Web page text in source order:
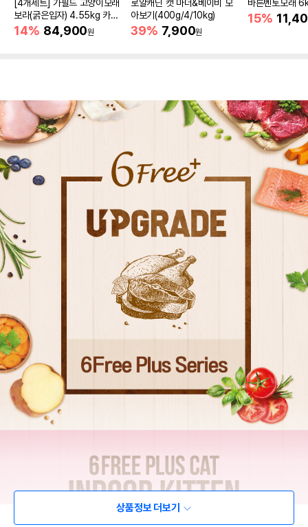
[4개세트] 가필드 고양이모래
보라(굵은입자) 4.55kg 카사
바모래
14% 84,900원
로얄캐닌 캣 마더&베이비 모
아보기(400g/4/10kg)
39% 7,900원
바른벤토모래
15%
상품정보 더보기